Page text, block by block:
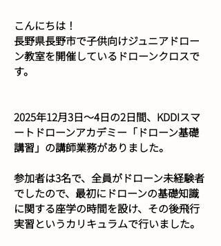
こんにちは！
長野県長野市で子供向けジュニアドロー
ン教室を開催しているドローンクロスで
す。
2025年12月3日～4日の2日間、KDDIスマ
ートドローンアカデミー「ドローン基礎
講習」の講師業務がありました。
参加者は3名で、全員がドローン未経験者
でしたので、最初にドローンの基礎知識
に関する座学の時間を設け、その後飛行
実習というカリキュラムで行いました。